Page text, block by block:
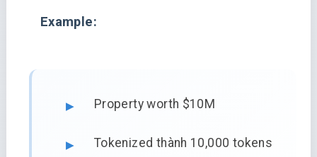
Example:
Property worth $10M
Tokenized thành 10,000 tokens